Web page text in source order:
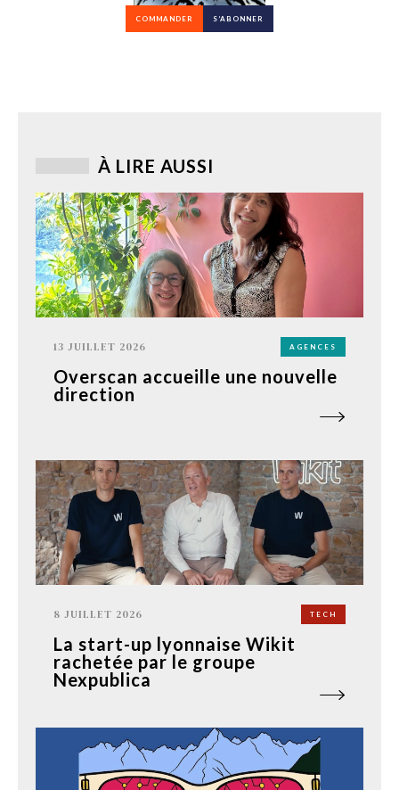
COMMANDER S’ABONNER
À LIRE AUSSI
13 JUILLET 2026 AGENCES
Overscan accueille une nouvelle
direction
8 JUILLET 2026 TECH
La start-up lyonnaise Wikit
rachetée par le groupe
Nexpublica